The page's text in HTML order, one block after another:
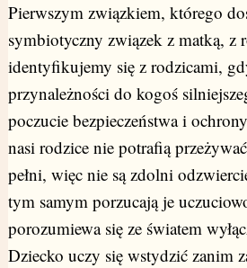
Pierwszym związkiem, którego
symbiotyczny związek z matką, z
identyfikujemy się z rodzicami,
przynależności do kogoś
poczucie bezpieczeństwa i
nasi rodzice nie potrafią
pełni, więc nie są zdolni
tym samym porzucają je
porozumiewa się ze światem
Dziecko uczy się wstydzić zanim